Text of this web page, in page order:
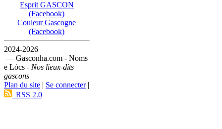
Esprit GASCON
(Facebook)
Couleur Gascogne
(Facebook)
2024-2026
— Gasconha.com - Noms
e Lòcs - Nos lieux-dits
gascons
Plan du site
Se connecter|
RSS 2.0